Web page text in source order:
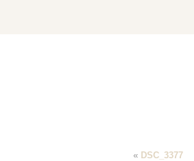
« DSC_3377